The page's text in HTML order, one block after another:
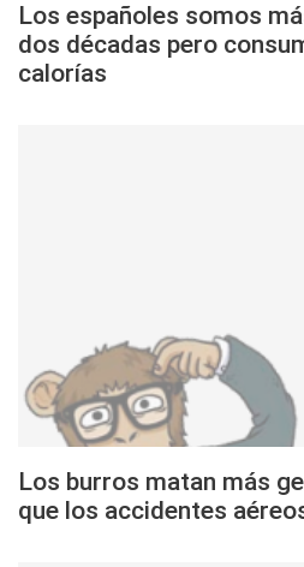
Los españoles somos
dos décadas pero
calorías
Los burros matan más
que los accidentes